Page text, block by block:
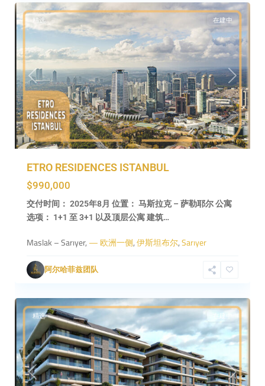
Previous Next
精选 在建中
ETRO RESIDENCES ISTANBUL
$990,000
交付时间： 2025年8月 位置： 马斯拉克 – 萨勒耶尔 公寓
选项： 1+1 至 3+1 以及顶层公寓 建筑…
Maslak – Sarıyer,— 欧洲一侧,伊斯坦布尔,Sarıyer
阿尔哈菲兹团队
Beşiktaş,
—
洲
一
侧,
斯
坦
布
Previous Next
精选 在建中